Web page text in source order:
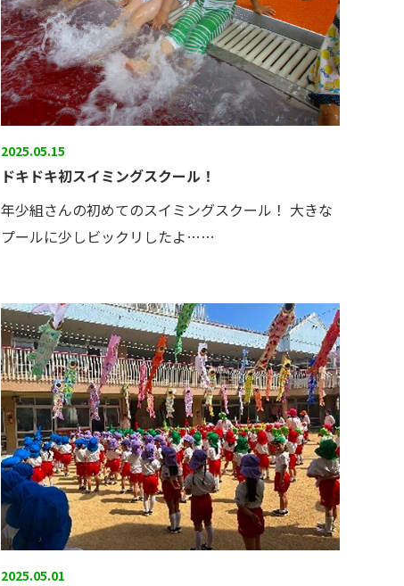
2025.05.15
ドキドキ初スイミングスクール！
年少組さんの初めてのスイミングスクール！ 大きな
プールに少しビックリしたよ……
2025.05.01